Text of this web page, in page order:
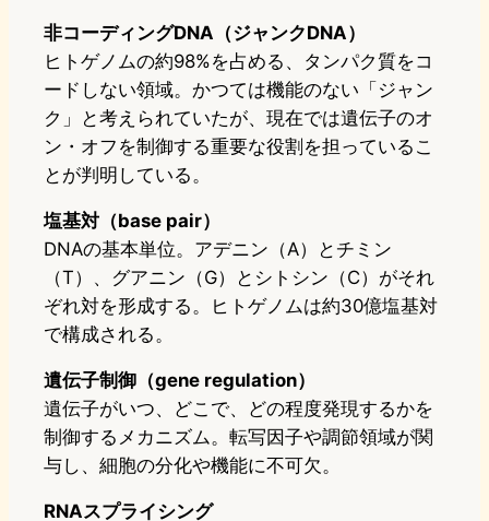
非コーディングDNA（ジャンクDNA）
ヒトゲノムの約98%を占める、タンパク質をコ
ードしない領域。かつては機能のない「ジャン
ク」と考えられていたが、現在では遺伝子のオ
ン・オフを制御する重要な役割を担っているこ
とが判明している。
塩基対（base pair）
DNAの基本単位。アデニン（A）とチミン
（T）、グアニン（G）とシトシン（C）がそれ
ぞれ対を形成する。ヒトゲノムは約30億塩基対
で構成される。
遺伝子制御（gene regulation）
遺伝子がいつ、どこで、どの程度発現するかを
制御するメカニズム。転写因子や調節領域が関
与し、細胞の分化や機能に不可欠。
RNAスプライシング